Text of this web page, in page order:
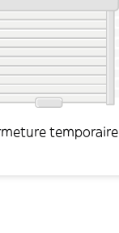
temporaire